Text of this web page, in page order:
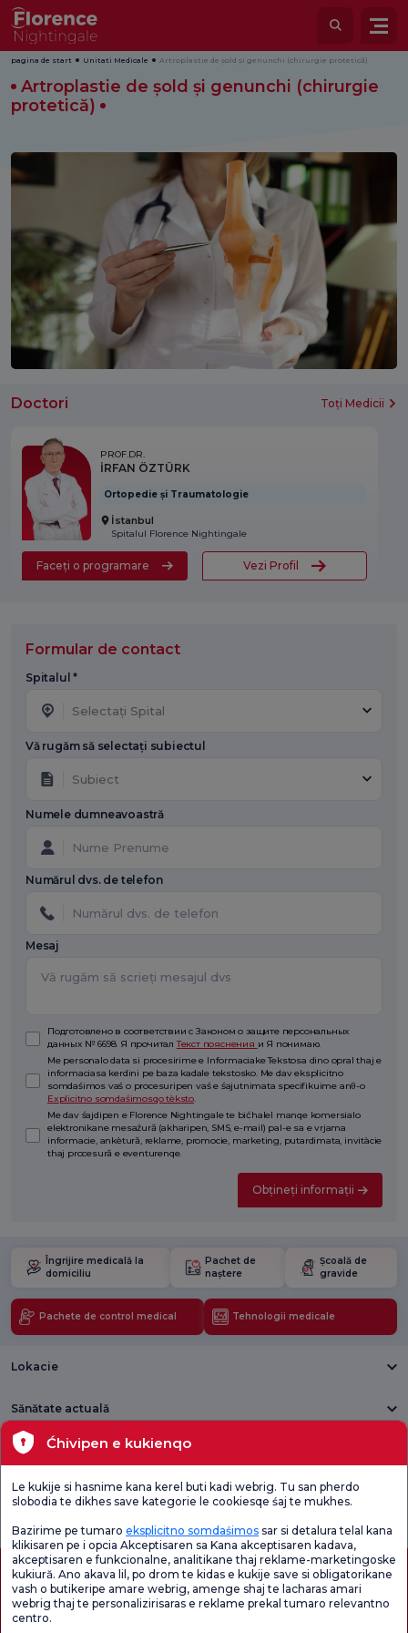
pagina de start Unitati Medicale Artroplastie de șold și genunchi (chirurgie protetică)
Artroplastie de șold și genunchi (chirurgie
protetică)
Doctori Toți Medicii
PROF.DR.
İRFAN ÖZTÜRK
Ortopedie și Traumatologie
İstanbul
Spitalul Florence Nightingale
Faceți o programare Vezi Profil
Formular de contact
Spitalul *
Selectați Spital
Vă rugăm să selectați subiectul
Subiect
Numele dumneavoastră
Numărul dvs. de telefon
Mesaj
Подготовлено в соответствии с Законом о защите персональных
данных № 6698. Я прочиталТекст пояснения и Я понимаю.
Me personalo data si procesirime e Informaciake Tekstosa dino opral thaj e
informaciasa kerdini pe baza kadale tekstosko. Me dav eksplicitno
somdaśimos vaś o procesuripen vaś e śajutnimata specifikuime anθ-o
Explicitno somdaśimosqo tèksto.
Me dav śajdipen e Florence Nightingale te bićhalel manqe komersialo
elektronikane mesaźură (akharipen, SMS, e-mail) pal-e sa e vrjama
informacie, ankètură, reklame, promocie, marketing, putardimata, invitàcie
thaj procesură e eventurenqe.
Obțineți informații
Îngrijire medicală la
domiciliu
Pachet de
naștere
Școală de
gravide
Pachete de control medical Tehnologii medicale
Lokacie
Sănătate actuală
Unități medicale
Sondaj general
Verificați
Chestionarul de
Sondaj de
Ćhivipen e kukienqo
Le kukije si hasnime kana kerel buti kadi webrig. Tu san pherdo
slobodia te dikhes save kategorie le cookiesqe śaj te mukhes.
Bazirime pe tumaro eksplicitno somdaśimos sar si detalura telal kana
klikisaren pe i opcia Akceptisaren sa Kana akceptisaren kadava,
akceptisaren e funkcionalne, analitikane thaj reklame-marketingoske
kukiură. Ano akava lil, po drom te kidas e kukije save si obligatorikane
vash o butikeripe amare webrig, amenge shaj te lacharas amari
webrig thaj te personalizirisaras e reklame prekal tumaro relevantno
centro.